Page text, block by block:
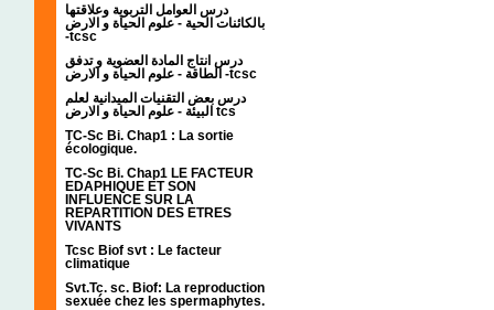
درس العوامل التربوية وعلاقتها
بالكائنات الحية - علوم الحياة و الارض
-tcsc
درس انتاج المادة العضوية و تدفق
الطاقة - علوم الحياة و الارض -tcsc
درس بعض التقنيات الميدانية لعلم
البيئة - علوم الحياة و الارض tcs
TC-Sc Bi. Chap1 : La sortie
écologique.
TC-Sc Bi. Chap1 LE FACTEUR
EDAPHIQUE ET SON
INFLUENCE SUR LA
REPARTITION DES ETRES
VIVANTS
Tcsc Biof svt : Le facteur
climatique
Svt.Tc. sc. Biof: La reproduction
sexuée chez les spermaphytes.